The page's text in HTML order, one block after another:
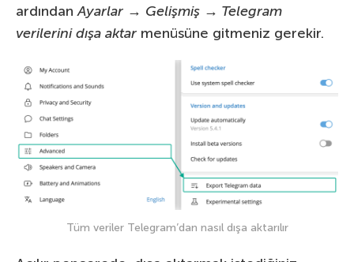
ardındanAyarlar → Gelişmiş → Telegram
verilerini dışa aktar menüsüne gitmeniz gerekir.
Tüm veriler Telegram’dan nasıl dışa aktarılır